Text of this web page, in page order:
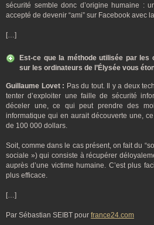
sécurité semble donc d’origine humaine :
accepté de devenir “ami” sur Facebook avec
[…]
Est-ce que la méthode utilisée par les
sur les ordinateurs de l’Élysée vous
Guillaume Lovet : Pas du tout. Il y a deux
tenter d’exploiter une faille de sécurité
déceler une, ce qui peut prendre des
informatique qui en aurait découverte une,
de 100 000 dollars.
Soit, comme dans le cas présent, on fait du
sociale ») qui consiste à récupérer
auprès d’une victime humaine. C’est plus
plus efficace.
[…]
Par Sébastian SEIBT pour france24.com